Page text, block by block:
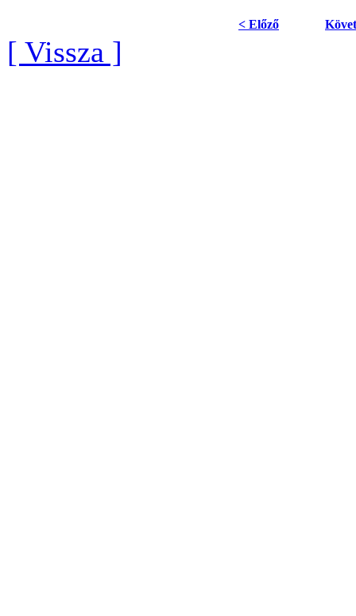
< Előző
[ Vissza ]